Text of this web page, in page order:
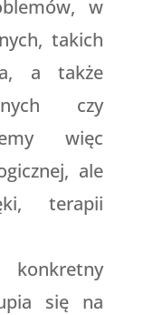
w
takich
a także
czy
więc
ale
terapii
się na